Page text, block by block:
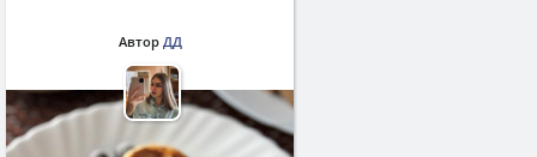
Автор ДД